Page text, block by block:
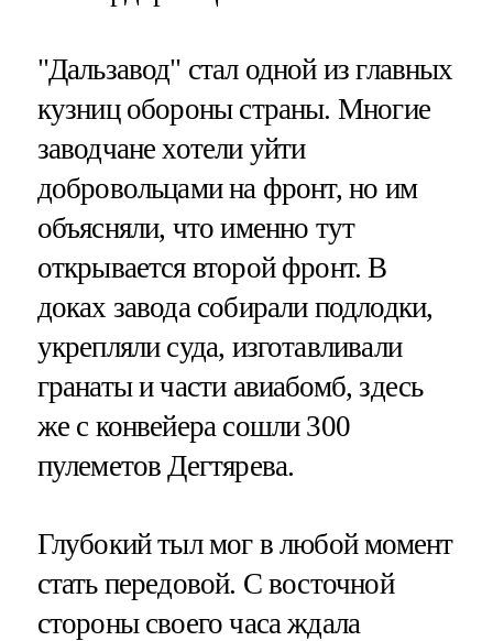
"Дальзавод" стал одной из главных
кузниц обороны страны. Многие
заводчане хотели уйти
добровольцами на фронт, но им
объясняли, что именно тут
открывается второй фронт. В
доках завода собирали подлодки,
укрепляли суда, изготавливали
гранаты и части авиабомб, здесь
же с конвейера сошли 300
пулеметов Дегтярева.
Глубокий тыл мог в любой момент
стать передовой. С восточной
стороны своего часа ждала